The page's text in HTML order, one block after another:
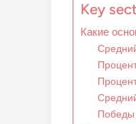
Key
Какие
Победы